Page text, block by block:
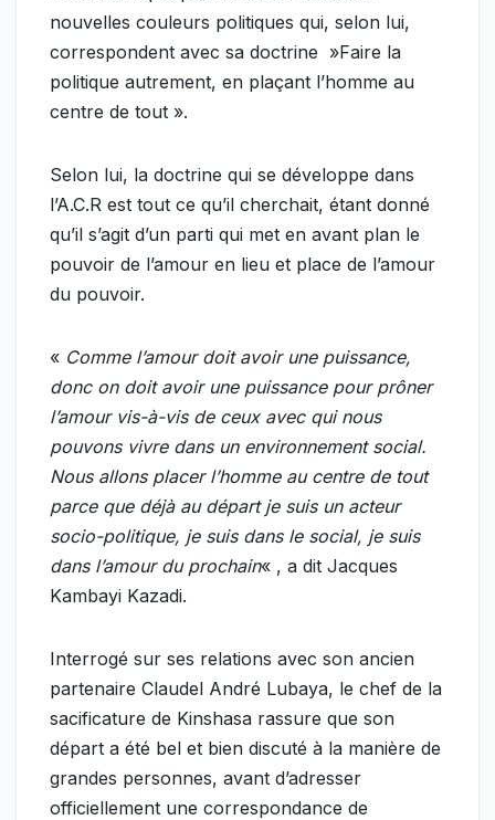
nouvelles couleurs politiques qui, selon lui,
correspondent avec sa doctrine »Faire la
politique autrement, en plaçant l’homme au
centre de tout ».
Selon lui, la doctrine qui se développe dans
l’A.C.R est tout ce qu’il cherchait, étant donné
qu’il s’agit d’un parti qui met en avant plan le
pouvoir de l’amour en lieu et place de l’amour
du pouvoir.
« Comme l’amour doit avoir une puissance,
donc on doit avoir une puissance pour prôner
l’amour vis-à-vis de ceux avec qui nous
pouvons vivre dans un environnement social.
Nous allons placer l’homme au centre de tout
parce que déjà au départ je suis un acteur
socio-politique, je suis dans le social, je suis
dans l’amour du prochain« , a dit Jacques
Kambayi Kazadi.
Interrogé sur ses relations avec son ancien
partenaire Claudel André Lubaya, le chef de la
sacificature de Kinshasa rassure que son
départ a été bel et bien discuté à la manière de
grandes personnes, avant d’adresser
officiellement une correspondance de